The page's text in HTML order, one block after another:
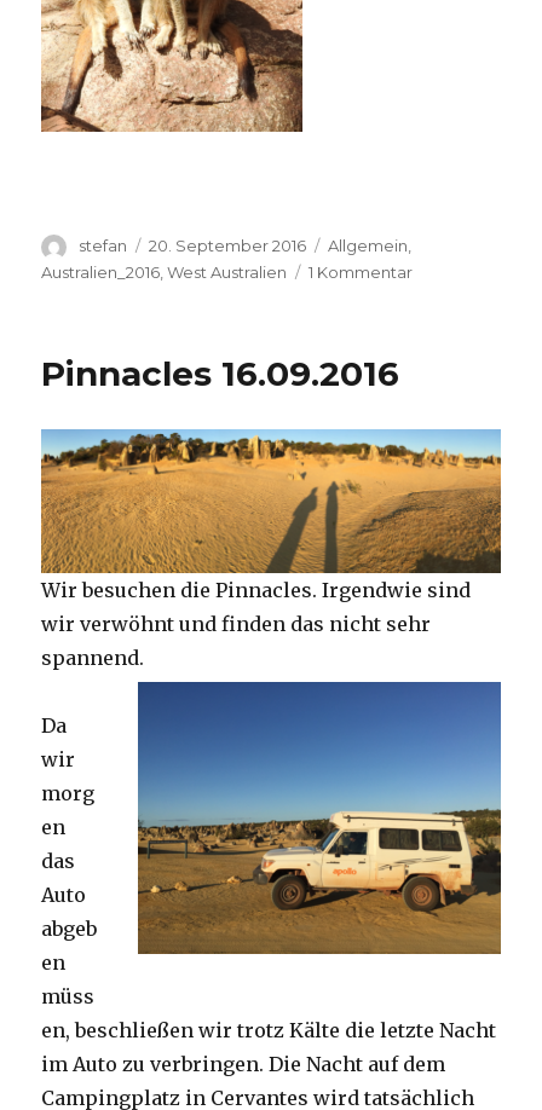
Autor
stefan
Veröffentlicht
am
20. September 2016 Kategorien
Allgemein,
Australien_2016 ,West Australien 1 Kommentarzu
Pinnacles 16.09.2016
Wir besuchen die Pinnacles. Irgendwie sind
wir verwöhnt und finden das nicht sehr
spannend.
Da
wir
morg
en
das
Auto
abgeb
en
müss
en, beschließen wir trotz Kälte die letzte Nacht
im Auto zu verbringen. Die Nacht auf dem
Campingplatz in Cervantes wird tatsächlich